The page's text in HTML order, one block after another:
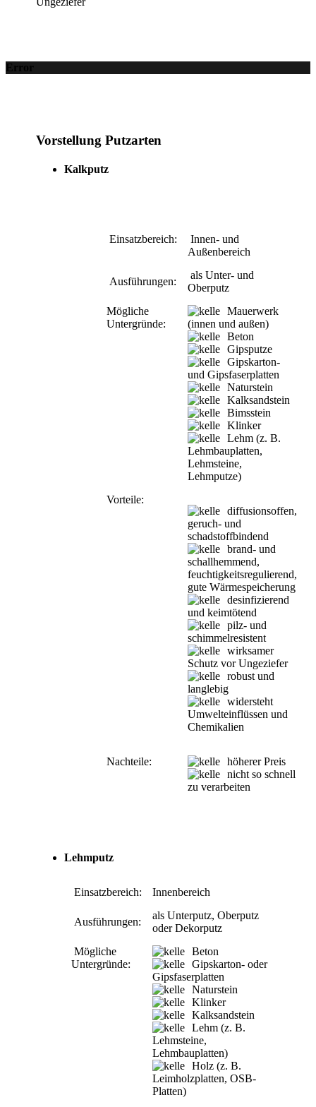
Error
Vorstellung Putzarten
Kalkputz
Einsatzbereich:
Innen- und
Außenbereich
Ausführungen:
als Unter- und
Oberputz
Mögliche
Untergründe:
Mauerwerk
(innen und außen)
Beton
Gipsputze
Gipskarton-
und Gipsfaserplatten
Naturstein
Kalksandstein
Bimsstein
Klinker
Lehm (z. B.
Lehmbauplatten,
Lehmsteine,
Lehmputze)
Vorteile:
diffusionsoffen,
geruch- und
schadstoffbindend
brand- und
schallhemmend,
feuchtigkeitsregulierend,
gute Wärmespeicherung
desinfizierend
und keimtötend
pilz- und
schimmelresistent
wirksamer
Schutz vor Ungeziefer
robust und
langlebig
widersteht
Umwelteinflüssen und
Chemikalien
Nachteile:
höherer Preis
nicht so schnell
zu verarbeiten
Lehmputz
Einsatzbereich: Innenbereich
Ausführungen:
als Unterputz, Oberputz
oder Dekorputz
Mögliche
Untergründe:
Beton
Gipskarton- oder
Gipsfaserplatten
Naturstein
Klinker
Kalksandstein
Lehm (z. B.
Lehmsteine,
Lehmbauplatten)
Holz (z. B.
Leimholzplatten, OSB-
Platten)